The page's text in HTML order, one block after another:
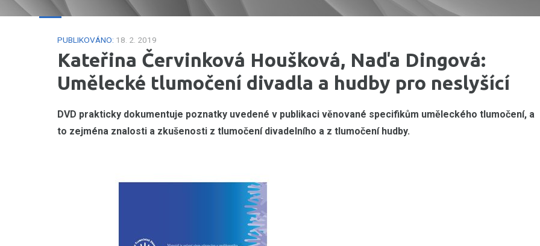
PUBLIKOVÁNO: 18. 2. 2019
Kateřina Červinková Houšková, Naďa Dingová:
Umělecké tlumočení divadla a hudby pro neslyšící
DVD prakticky dokumentuje poznatky uvedené v publikaci věnované specifikům uměleckého tlumočení, a
to zejména znalosti a zkušenosti z tlumočení divadelního a z tlumočení hudby.